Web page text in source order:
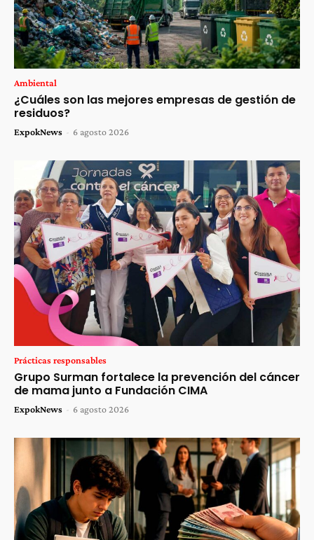
Ambiental
¿Cuáles son las mejores empresas de gestión de
residuos?
ExpokNews - 6 agosto 2026
Prácticas responsables
Grupo Surman fortalece la prevención del cáncer
de mama junto a Fundación CIMA
ExpokNews - 6 agosto 2026